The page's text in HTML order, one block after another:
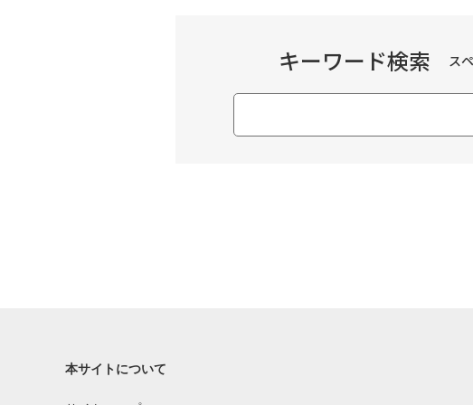
キーワード検索 ス
本サイトについて